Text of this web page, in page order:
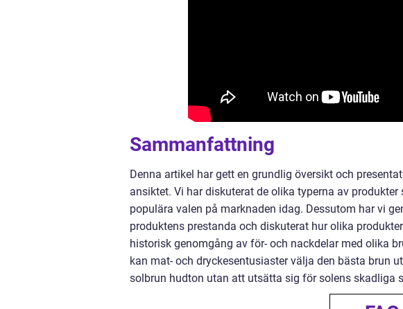
Sammanfattning
Denna artikel har gett en grundlig översikt och
ansiktet. Vi har diskuterat de olika typerna av
populära valen på marknaden idag. Dessutom har vi
produktens prestanda och diskuterat hur olika
historisk genomgång av för- och nackdelar med olika
kan mat- och dryckesentusiaster välja den bästa brun
solbrun hudton utan att utsätta sig för solens skadliga